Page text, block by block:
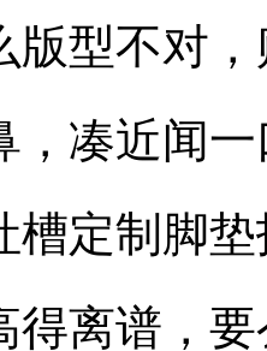
版型不对
，凑近闻
槽定制脚
得离谱，